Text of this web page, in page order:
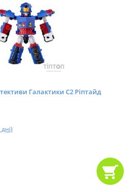
Галактики С2 Ріптайд